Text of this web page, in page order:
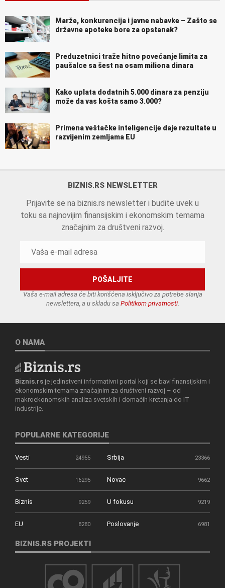
Marže, konkurencija i javne nabavke – Zašto se
državne apoteke bore za opstanak?
Preduzetnici traže hitno povećanje limita za
paušalce sa šest na osam miliona dinara
Kako uplata dodatnih 5.000 dinara za penziju
može da vas košta samo 3.000?
Primena veštačke inteligencije daje rezultate u
razvijenim zemljama EU
BIZNIS.RS NEWSLETTER
Prijavite se na biznis.rs newsletter i budite uvek u
toku sa najnovijim finansijskim i ekonomskim temama
značajnim za društveni razvoj.
Vaša e-mail adresa će biti korišćena isključivo za potrebe slanja
newslettera, a u skladu sa Politikom privatnosti.
O NAMA
Biznis.rs je jedinstveni informativni portal koji se bavi finansijskim i
ekonomskim temama značajnim za društveni razvoj – od
makroekonomskih analiza svetskih i domaćih kretanja do IT
industrije.
POPULARNE KATEGORIJE
Vesti 24955 Srbija 23366
Svet 16295 Novac 9662
Biznis 9259 U fokusu 9219
EU 8280 Poslovanje 6981
BIZNIS.RS PROJEKTI